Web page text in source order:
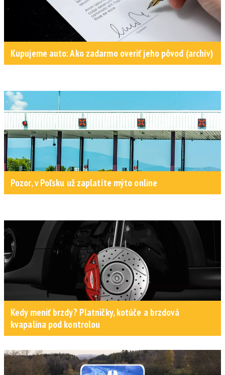
Kupujeme auto: Ako zadarmo overiť jeho pôvod (archív)
Pozor, v Poľsku už zaplatíte mýto online
Kedy meniť brzdy? Platničky, kotúče a brzdová
kvapalina pod kontrolou